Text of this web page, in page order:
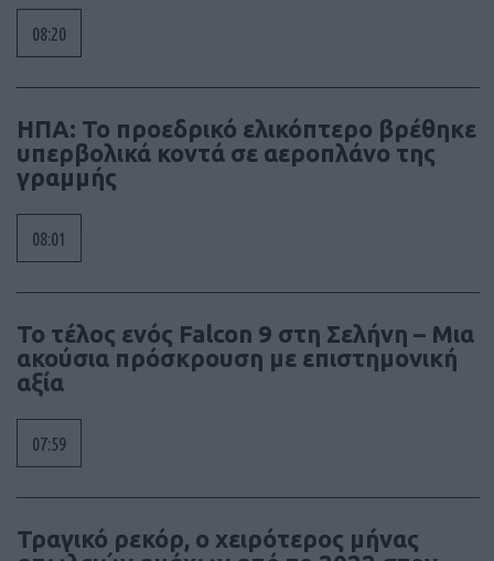
08:20
ΗΠΑ: Το προεδρικό ελικόπτερο βρέθηκε
υπερβολικά κοντά σε αεροπλάνο της
γραμμής
08:01
Το τέλος ενός Falcon 9 στη Σελήνη – Μια
ακούσια πρόσκρουση με επιστημονική
αξία
07:59
Τραγικό ρεκόρ, ο χειρότερος μήνας